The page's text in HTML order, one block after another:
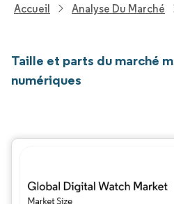
Accueil Analyse Du Marché
Taille et parts du marché
numériques